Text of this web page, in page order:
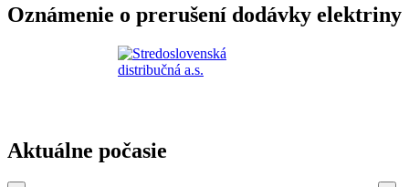
Oznámenie o prerušení dodávky elektriny
Aktuálne počasie